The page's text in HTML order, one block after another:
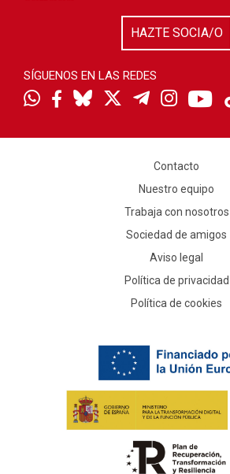
HAZTE SOCIA/O
SÍGUENOS EN LAS REDES
Contacto
Nuestro equipo
Trabaja con nosotros
Sociedad de amigos
Aviso legal
Política de privacidad
Política de cookies